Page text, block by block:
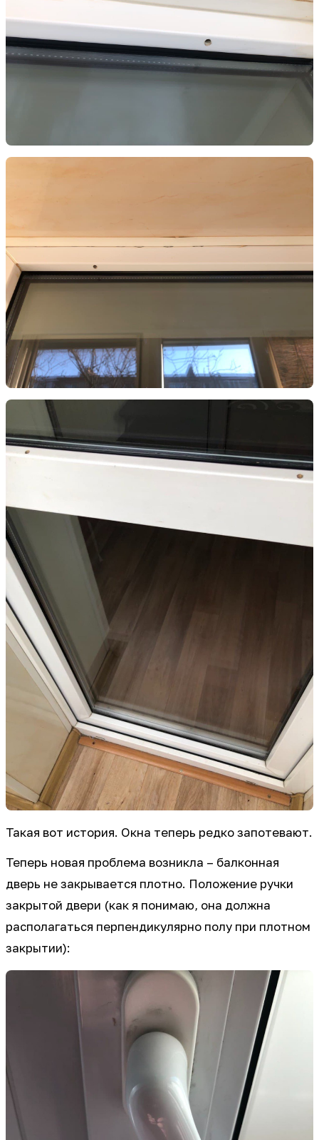
Такая вот история. Окна теперь редко запотевают.
Теперь новая проблема возникла – балконная
дверь не закрывается плотно. Положение ручки
закрытой двери (как я понимаю, она должна
располагаться перпендикулярно полу при плотном
закрытии):